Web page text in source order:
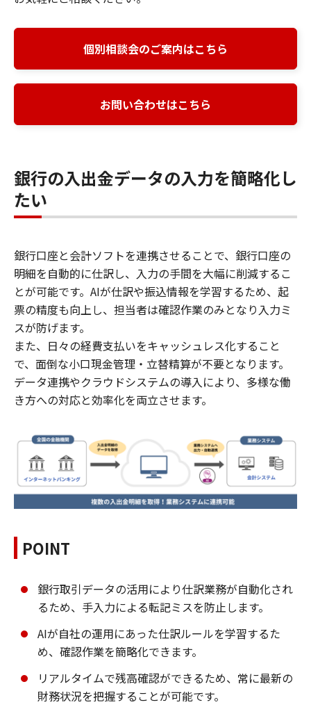
個別相談会のご案内はこちら
お問い合わせはこちら
銀行の入出金データの入力を簡略化し
たい
銀行口座と会計ソフトを連携させることで、銀行口座の
明細を自動的に仕訳し、入力の手間を大幅に削減するこ
とが可能です。AIが仕訳や振込情報を学習するため、起
票の精度も向上し、担当者は確認作業のみとなり入力ミ
スが防げます。
また、日々の経費支払いをキャッシュレス化すること
で、面倒な小口現金管理・立替精算が不要となります。
データ連携やクラウドシステムの導入により、多様な働
き方への対応と効率化を両立させます。
POINT
銀行取引データの活用により仕訳業務が自動化され
るため、手入力による転記ミスを防止します。
AIが自社の運用にあった仕訳ルールを学習するた
め、確認作業を簡略化できます。
リアルタイムで残高確認ができるため、常に最新の
財務状況を把握することが可能です。